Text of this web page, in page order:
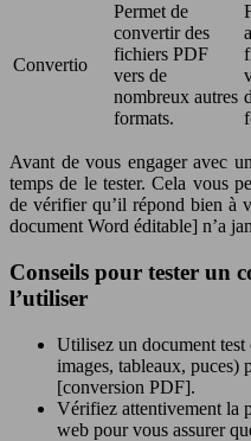
Convertio
Permet de
convertir des
fichiers PDF
vers de
nombreux autres
formats.
Avant de vous engager avec
temps de le tester. Cela vous
de vérifier qu’il répond bien à
document Word éditable] n’a
Conseils pour tester un
l’utiliser
Utilisez un document test
images, tableaux, puces)
[conversion PDF].
Vérifiez attentivement la
web pour vous assurer